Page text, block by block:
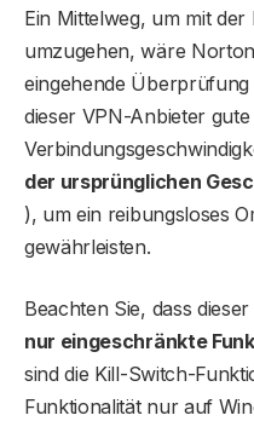
Ein Mittelweg, um mit
umzugehen, wäre
eingehende
dieser VPN-Anbieter gute
der ursprünglichen
), um ein reibungsloses
gewährleisten.
Beachten Sie, dass
nur eingeschränkte
sind die Kill-Switch-
Funktionalität nur auf